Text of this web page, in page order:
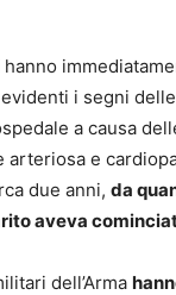
hanno
i segni
a causa
arteriosa e
due anni, da
aveva
dell’Arma